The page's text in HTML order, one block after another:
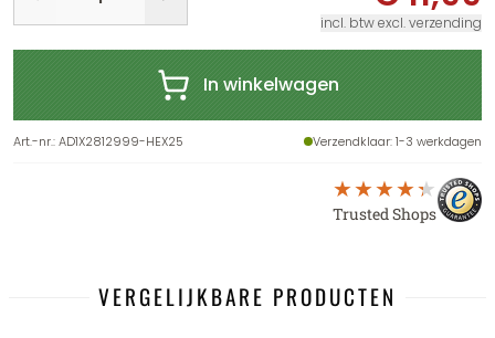
incl. btw excl. verzending
In winkelwagen
Art.-nr.:AD1X2812999-HEX25 Verzendklaar: 1-3 werkdagen
Trusted Shops
VERGELIJKBARE PRODUCTEN